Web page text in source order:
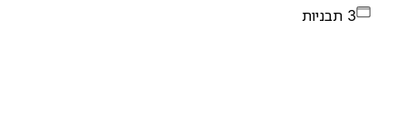
3 תבניות